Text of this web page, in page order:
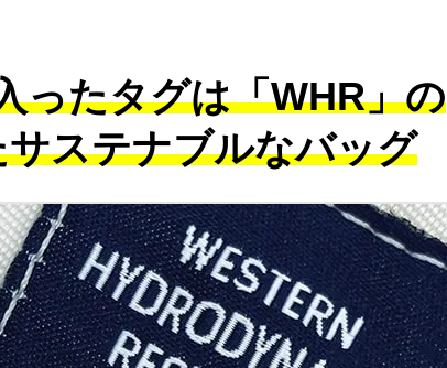
ったタグは「WHR」の
ステナブルなバッグ